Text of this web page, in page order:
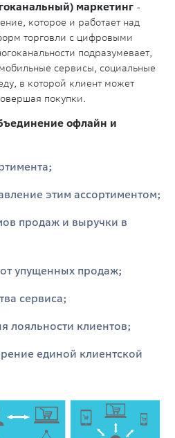
маркетинг -
которое и работает над
торговли с цифровыми
подразумевает,
сервисы, социальные
в которой клиент может
покупки.
офлайн и
этим ассортиментом;
продаж и выручки в
упущенных продаж;
сервиса;
лояльности клиентов;
единой клиентской